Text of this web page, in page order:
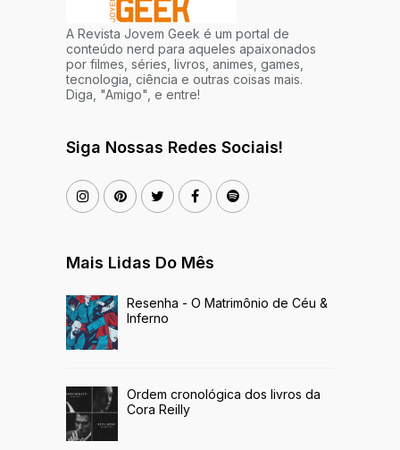
A Revista Jovem Geek é um portal de
conteúdo nerd para aqueles apaixonados
por filmes, séries, livros, animes, games,
tecnologia, ciência e outras coisas mais.
Diga, "Amigo", e entre!
Siga Nossas Redes Sociais!
Mais Lidas Do Mês
Resenha - O Matrimônio de Céu &
Inferno
Ordem cronológica dos livros da
Cora Reilly